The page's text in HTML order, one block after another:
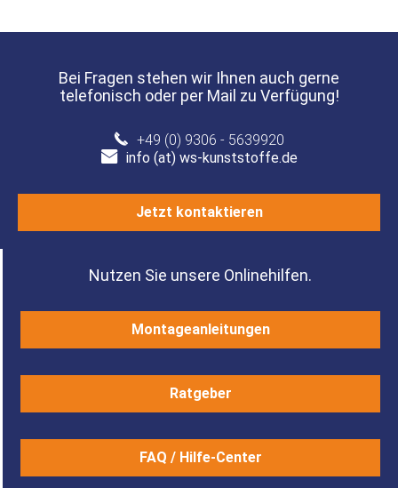
Bei Fragen stehen wir Ihnen auch gerne
telefonisch oder per Mail zu Verfügung!
+49 (0) 9306 - 5639920
info (at) ws-kunststoffe.de
Jetzt kontaktieren
Nutzen Sie unsere Onlinehilfen.
Montageanleitungen
Ratgeber
FAQ / Hilfe-Center